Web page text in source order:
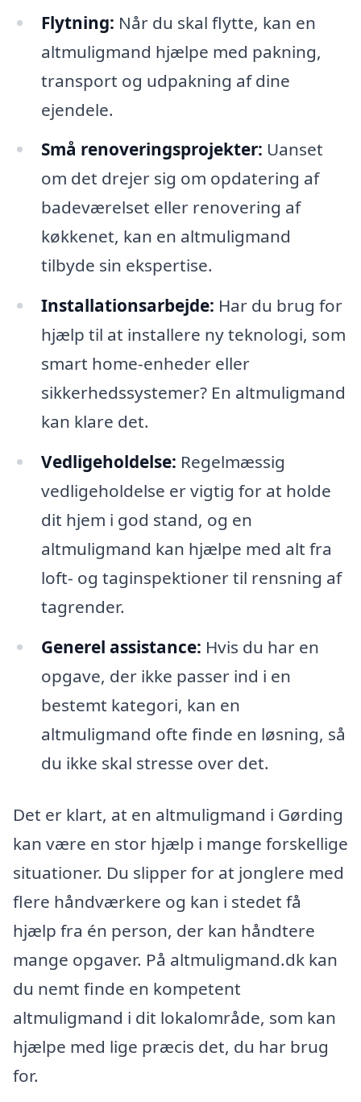
Flytning: Når du skal flytte, kan en
altmuligmand hjælpe med pakning,
transport og udpakning af dine
ejendele.
Små renoveringsprojekter: Uanset
om det drejer sig om opdatering af
badeværelset eller renovering af
køkkenet, kan en altmuligmand
tilbyde sin ekspertise.
Installationsarbejde: Har du brug for
hjælp til at installere ny teknologi, som
smart home-enheder eller
sikkerhedssystemer? En altmuligmand
kan klare det.
Vedligeholdelse: Regelmæssig
vedligeholdelse er vigtig for at holde
dit hjem i god stand, og en
altmuligmand kan hjælpe med alt fra
loft- og taginspektioner til rensning af
tagrender.
Generel assistance: Hvis du har en
opgave, der ikke passer ind i en
bestemt kategori, kan en
altmuligmand ofte finde en løsning, så
du ikke skal stresse over det.
Det er klart, at en altmuligmand i Gørding
kan være en stor hjælp i mange forskellige
situationer. Du slipper for at jonglere med
flere håndværkere og kan i stedet få
hjælp fra én person, der kan håndtere
mange opgaver. På altmuligmand.dk kan
du nemt finde en kompetent
altmuligmand i dit lokalområde, som kan
hjælpe med lige præcis det, du har brug
for.